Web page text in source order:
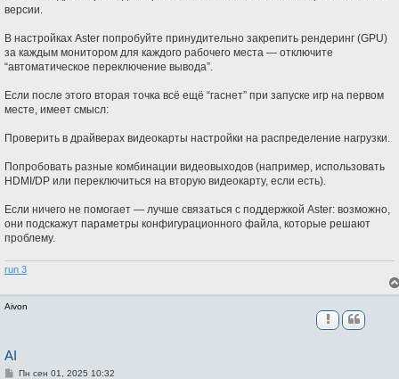
версии.
В настройках Aster попробуйте принудительно закрепить рендеринг (GPU)
за каждым монитором для каждого рабочего места — отключите
“автоматическое переключение вывода”.
Если после этого вторая точка всё ещё “гаснет” при запуске игр на первом
месте, имеет смысл:
Проверить в драйверах видеокарты настройки на распределение нагрузки.
Попробовать разные комбинации видеовыходов (например, использовать
HDMI/DP или переключиться на вторую видеокарту, если есть).
Если ничего не помогает — лучше связаться с поддержкой Aster: возможно,
они подскажут параметры конфигурационного файла, которые решают
проблему.
run 3
Aivon
AI
СПн сен 01, 2025 10:32